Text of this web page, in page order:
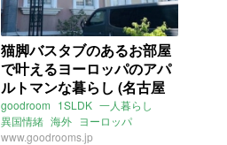
猫脚バスタブのあるお部屋
で叶えるヨーロッパのアパ
ルトマンな暮らし (名古屋
市南区45㎡の賃貸物件)
goodroom 1SLDK 一人暮らし
異国情緒 海外 ヨーロッパ
フランス サンルーム
www.goodrooms.jp